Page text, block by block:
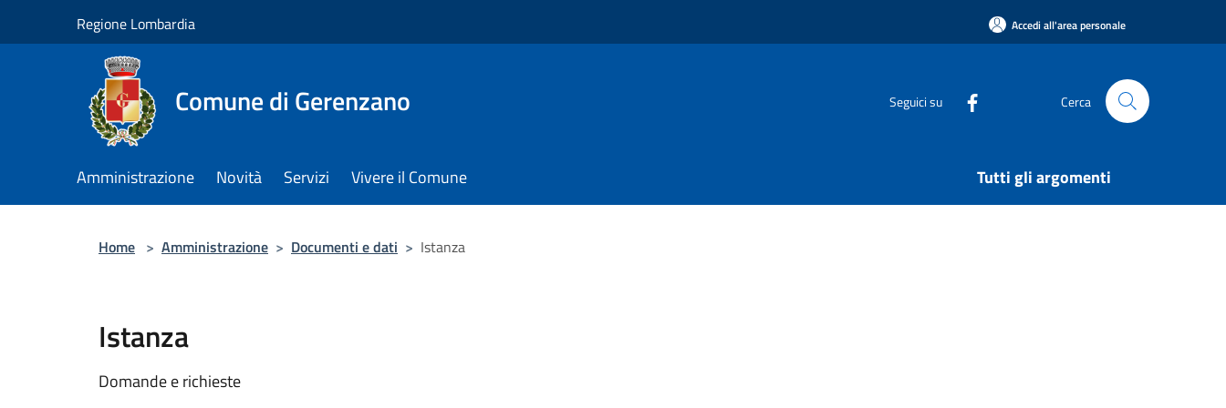
Regione Lombardia Accedi all'area personale
Comune di Gerenzano Seguici su Cerca
Amministrazione Novità Servizi Vivere il Comune Tutti gli argomenti
Home > Amministrazione > Documenti e dati > Istanza
Istanza
Domande e richieste